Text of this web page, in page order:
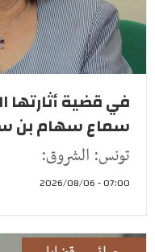
في قضية أثارتها
سماع سهام بن
تونس: الشروق:
07:00 - 2026/08/06